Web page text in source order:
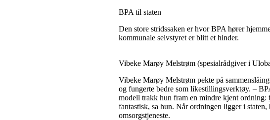
BPA til staten
Den store stridssaken er hvor BPA hører
kommunale selvstyret er blitt et hinder.
Vibeke Marøy Melstrøm (spesialrådgiver i
Vibeke Marøy Melstrøm pekte på
og fungerte bedre som likestillingsverktøy. –
modell trakk hun fram en mindre kjent ordning:
fantastisk, sa hun. Når ordningen ligger i
omsorgstjeneste.